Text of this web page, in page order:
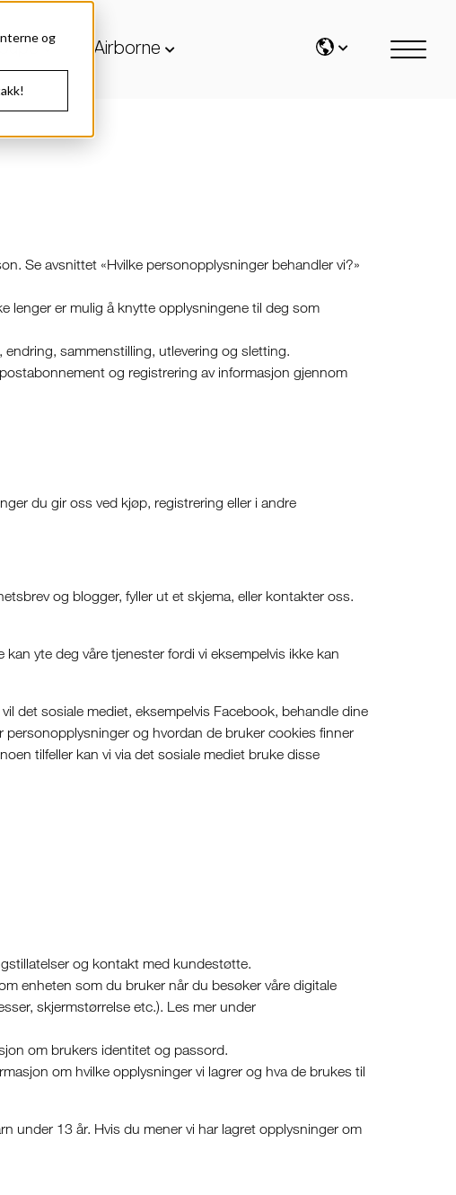
og
Airborne
Se avsnittet «Hvilke personopplysninger behandler vi?»
lenger er mulig å knytte opplysningene til deg som
sammenstilling, utlevering og sletting.
og registrering av informasjon gjennom
du gir oss ved kjøp, registrering eller i andre
og blogger, fyller ut et skjema, eller kontakter oss.
yte deg våre tjenester fordi vi eksempelvis ikke kan
det sosiale mediet, eksempelvis Facebook, behandle dine
og hvordan de bruker cookies finner
tilfeller kan vi via det sosiale mediet bruke disse
og kontakt med kundestøtte.
enheten som du bruker når du besøker våre digitale
skjermstørrelse etc.). Les mer under
om brukers identitet og passord.
om hvilke opplysninger vi lagrer og hva de brukes til
under 13 år. Hvis du mener vi har lagret opplysninger om